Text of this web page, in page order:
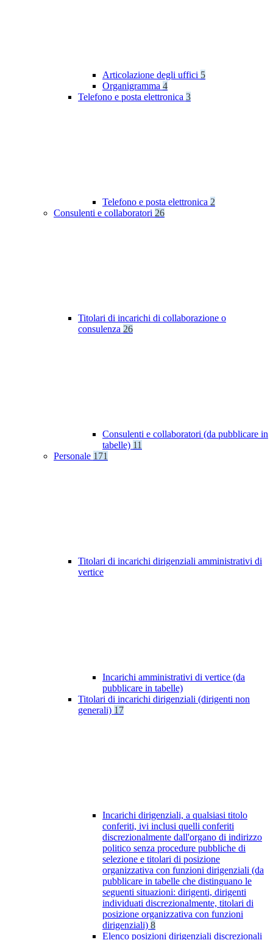
Articolazione degli uffici 5
Organigramma 4
Telefono e posta elettronica 3
Telefono e posta elettronica 2
Consulenti e collaboratori 26
Titolari di incarichi di collaborazione o
consulenza 26
Consulenti e collaboratori (da pubblicare in
tabelle) 11
Personale 171
Titolari di incarichi dirigenziali amministrativi di
vertice
Incarichi amministrativi di vertice (da
pubblicare in tabelle)
Titolari di incarichi dirigenziali (dirigenti non
generali) 17
Incarichi dirigenziali, a qualsiasi titolo
conferiti, ivi inclusi quelli conferiti
discrezionalmente dall'organo di indirizzo
politico senza procedure pubbliche di
selezione e titolari di posizione
organizzativa con funzioni dirigenziali (da
pubblicare in tabelle che distinguano le
seguenti situazioni: dirigenti, dirigenti
individuati discrezionalmente, titolari di
posizione organizzativa con funzioni
dirigenziali) 8
Elenco posizioni dirigenziali discrezionali